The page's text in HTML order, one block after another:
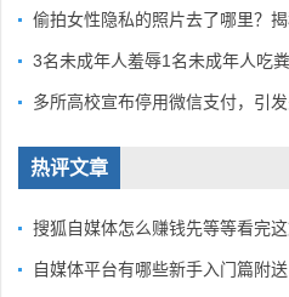
偷拍女性隐私的照片去了哪里？
3名未成年人羞辱1名未成年人吃
多所高校宣布停用微信支付，引
热评文章
搜狐自媒体怎么赚钱先等等看完
自媒体平台有哪些新手入门篇附